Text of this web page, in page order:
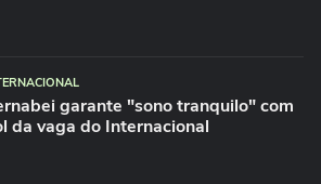
garante "sono tranquilo" com
da vaga do Internacional